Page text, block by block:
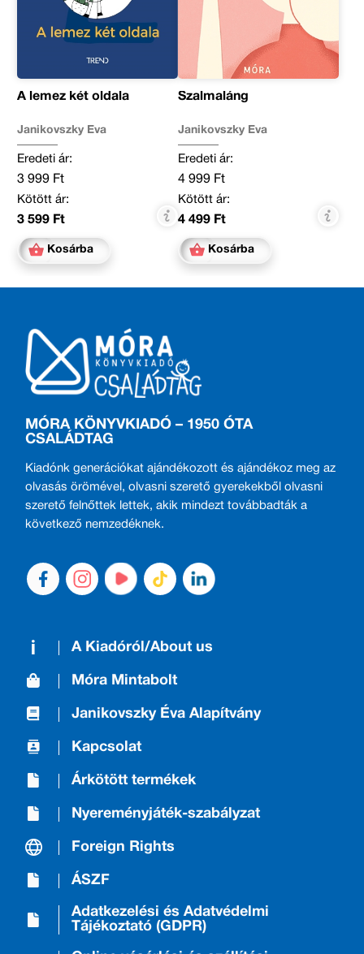
A lemez két oldala
Janikovszky Éva
Eredeti ár:
3 999 Ft
Kötött ár:
3 599 Ft
Kosárba
Szalmaláng
Janikovszky Éva
Eredeti ár:
4 999 Ft
Kötött ár:
4 499 Ft
Kosárba
MÓRA KÖNYVKIADÓ – 1950 ÓTA
CSALÁDTAG
Kiadónk generációkat ajándékozott és ajándékoz meg az
olvasás örömével, olvasni szerető gyerekekből olvasni
szerető felnőttek lettek, akik mindezt továbbadták a
következő nemzedéknek.
A Kiadóról/About us
Móra Mintabolt
Janikovszky Éva Alapítvány
Kapcsolat
Árkötött termékek
Nyereményjáték-szabályzat
Foreign Rights
ÁSZF
Adatkezelési és Adatvédelmi
Tájékoztató (GDPR)